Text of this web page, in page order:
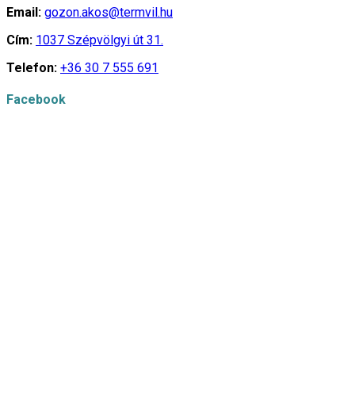
Email: gozon.akos@termvil.hu
Cím: 1037 Szépvölgyi út 31.
Telefon: +36 30 7 555 691
Facebook